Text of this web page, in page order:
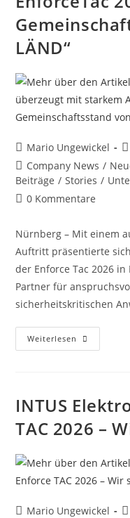
LÄND“
Mario Ungewickel
Company News /
Beiträge / Stories /
0 Kommentare
Nürnberg – Mit einem
Auftritt präsentierte
der Enforce Tac 2026
Partner für
sicherheitskritischen
Weiterlesen
INTUS
TAC 2026 –
Mario Ungewickel